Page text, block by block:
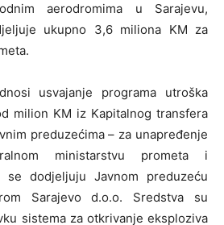
aerodromima u Sarajevu,
ukupno 3,6 miliona KM za
usvajanje programa utroška
milion KM iz Kapitalnog transfera
preduzećima – za unapređenje
ministarstvu prometa i
se dodjeljuju Javnom preduzeću
Sarajevo d.o.o. Sredstva su
sistema za otkrivanje eksploziva